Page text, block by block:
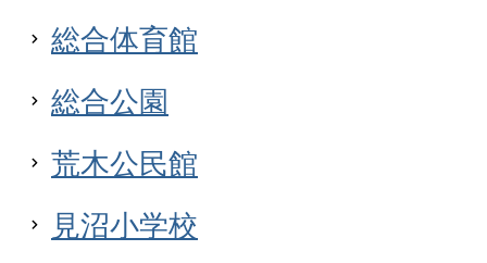
総合体育館
総合公園
荒木公民館
見沼小学校